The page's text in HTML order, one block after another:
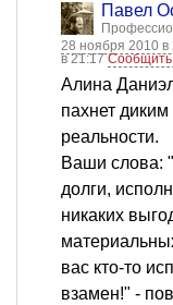
Павел
28 ноября 2010 в
в 21:17Сообщить
Алина
пахнет
реальности.
Ваши слова:
долги,
никаких
вас кто-то
взамен!" -